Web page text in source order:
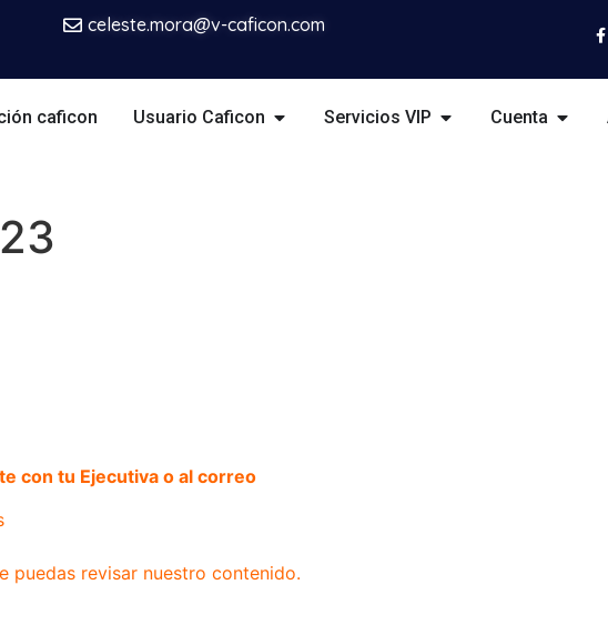
celeste.mora@v-caficon.com
caficon Usuario Caficon Servicios VIP Cuenta
con tu Ejecutiva o al correo
puedas revisar nuestro contenido.